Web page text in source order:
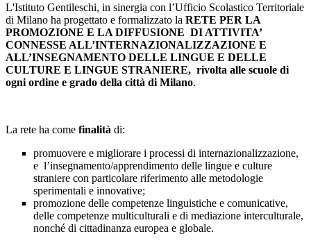
L'Istituto Gentileschi, in sinergia con l’Ufficio Scolastico Territoriale
di Milano ha progettato e formalizzato la RETE PER LA
PROMOZIONE E LA DIFFUSIONE DI ATTIVITA’
CONNESSE ALL’INTERNAZIONALIZZAZIONE E
ALL’INSEGNAMENTO DELLE LINGUE E DELLE
CULTURE E LINGUE STRANIERE, rivolta alle scuole di
ogni ordine e grado della città di Milano.
La rete ha come finalità di:
promuovere e migliorare i processi di internazionalizzazione,
e l’insegnamento/apprendimento delle lingue e culture
straniere con particolare riferimento alle metodologie
sperimentali e innovative;
promozione delle competenze linguistiche e comunicative,
delle competenze multiculturali e di mediazione interculturale,
nonché di cittadinanza europea e globale.